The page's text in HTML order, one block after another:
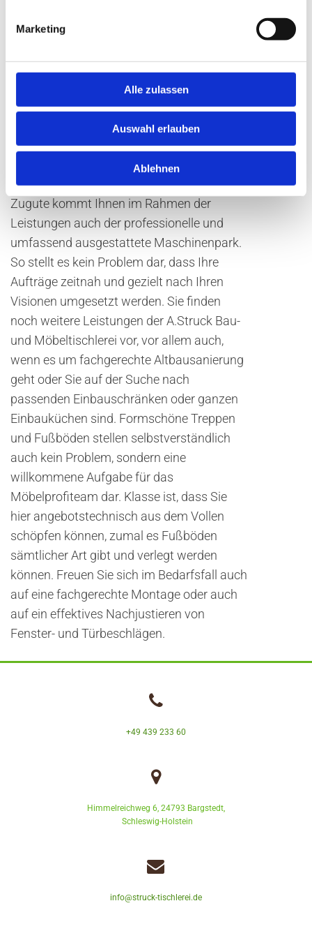
Marketing
Alle zulassen
Auswahl erlauben
Ablehnen
Optionen. Entweder Sie entscheiden sich für
beliebig maßgeschneidert angefertigt
werden kann oder Sie geben eine Reparatur
in Auftrag. Was die etwaige Reparatur
anbelangt, setzt es natürlich ein Element
voraus, welches sanierungsfähig ist. In
jedem Fall steht Ihnen das kompetente und
nette Team vollumfänglich zur Verfügung.
Zugute kommt Ihnen im Rahmen der
Leistungen auch der professionelle und
umfassend ausgestattete Maschinenpark.
So stellt es kein Problem dar, dass Ihre
Aufträge zeitnah und gezielt nach Ihren
Visionen umgesetzt werden. Sie finden
noch weitere Leistungen der A.Struck Bau-
und Möbeltischlerei vor, vor allem auch,
wenn es um fachgerechte Altbausanierung
geht oder Sie auf der Suche nach
passenden Einbauschränken oder ganzen
Einbauküchen sind. Formschöne Treppen
und Fußböden stellen selbstverständlich
auch kein Problem, sondern eine
willkommene Aufgabe für das
Möbelprofiteam dar. Klasse ist, dass Sie
hier angebotstechnisch aus dem Vollen
schöpfen können, zumal es Fußböden
sämtlicher Art gibt und verlegt werden
können. Freuen Sie sich im Bedarfsfall auch
auf eine fachgerechte Montage oder auch
auf ein effektives Nachjustieren von
Fenster- und Türbeschlägen.

+49 439 233 60

Himmelreichweg 6, 24793 Bargstedt,
Schleswig-Holstein

info@struck-tischlerei.de